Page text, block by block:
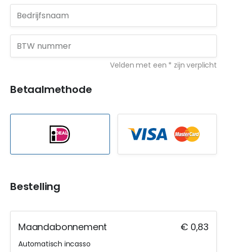
Velden met een * zijn verplicht
Betaalmethode
Bestelling
Maandabonnement
Automatisch incasso
€ 0,83